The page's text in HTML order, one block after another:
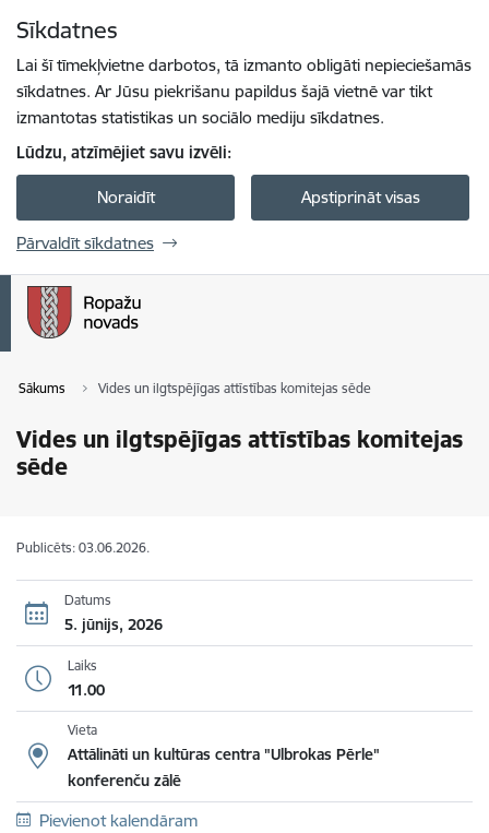
Sīkdatnes
Lai šī tīmekļvietne darbotos, tā izmanto obligāti nepieciešamās
sīkdatnes. Ar Jūsu piekrišanu papildus šajā vietnē var tikt
izmantotas statistikas un sociālo mediju sīkdatnes.
Lūdzu, atzīmējiet savu izvēli:
Noraidīt Apstiprināt visas
Pārvaldīt sīkdatnes
Sākums Vides un ilgtspējīgas attīstības komitejas sēde
Vides un ilgtspējīgas attīstības komitejas
sēde
Publicēts: 03.06.2026.
Datums
5. jūnijs, 2026
Laiks
11.00
Vieta
Attālināti un kultūras centra "Ulbrokas Pērle"
konferenču zālē
Pievienot kalendāram